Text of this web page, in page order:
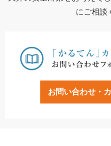
にご相談
お問い合わせ・